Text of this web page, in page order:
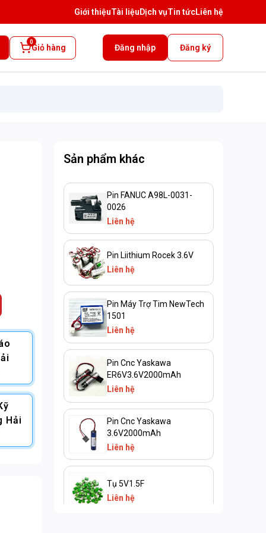
Giới thiệuTài liệuDịch vụTin tứcLiên hệ
0
Giỏ hàng Đăng nhập Đăng ký
Hải
Sản phẩm khác
Pin FANUC A98L-0031-
0026
Liên hệ
Pin Liithium Rocek 3.6V
Liên hệ
Pin Máy Trợ Tim NewTech
1501
Liên hệ
Pin Cnc Yaskawa
ER6V3.6V2000mAh
Liên hệ
Pin Cnc Yaskawa
3.6V2000mAh
Liên hệ
Tụ 5V1.5F
Liên hệ